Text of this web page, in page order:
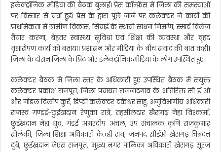
इलेक्ट्रॉनिक मीडिया की बैठक बुलाई। प्रेस कॉन्फ्रेंस में जिला की समस्याओं
पर विस्तार से चर्चा हुई। प्रेस के द्वारा पूछे जाने पर कलेक्टर ने कार्यों की
प्राथमिकता में ग्रामीण विकास, सिंचाई के स्थायी साधन निर्माण, स्मार्ट विलेज
तैयार करना, बेहतर स्वास्थ्य सुविधा एवं शिक्षा की व्यवस्था और वृहद
वृक्षारोपण कार्य को बताया। प्रशासन और मीडिया के बीच संवाद की बात कही।
जिला के दौरान जिला के प्रिंट और इलेक्ट्रॉनिकमीडिया के लोग उपस्थित हुए।
कलेक्टर बैठक में जिला स्तर के अधिकारी हुए उपस्थित बैठक में संयुक्त
कलेक्टर प्रकाश राजपूत, जिला पंचायत राजनादगांव के अतिरिक्त सी ई ओ
और नोडल दिलीप कुर्रे, डिप्टी कलेक्टर टंकेश्वर साहू, अनुविभागीय अधिकारी
राजस्व गण्डई-छुईखदान रेणुका रात्रे, तहसीलदार खैरागढ़ नेहा विश्कर्मा,
छुईखदान नेहा ध्रुव, गंडई अमरदीप अंचल, उप संचालक कृषि राजकुमार
सोलंकी, जिला शिक्षा अधिकारी के.व्ही राव, जनपद सीईओ खैरागढ़ चित्रदत्त
दुबे, छुईखदान जेएस राजपूत, मुख्य नगर पालिका अधिकारी खैरागढ़ सूरज